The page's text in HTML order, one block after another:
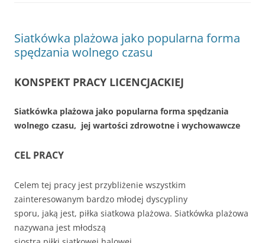
Siatkówka plażowa jako popularna forma
spędzania wolnego czasu
KONSPEKT PRACY LICENCJACKIEJ
Siatkówka plażowa jako popularna forma spędzania
wolnego czasu, jej wartości zdrowotne i wychowawcze
CEL PRACY
Celem tej pracy jest przybliżenie wszystkim
zainteresowanym bardzo młodej dyscypliny
sporu, jaką jest, piłka siatkowa plażowa. Siatkówka plażowa
nazywana jest młodszą